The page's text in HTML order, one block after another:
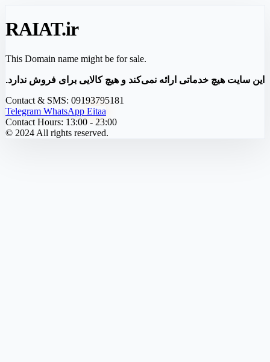
RAIAT.ir
This Domain name might be for sale.
این سایت هیچ خدماتی ارائه نمی‌کند و هیچ کالایی برای فروش ندارد.
Contact & SMS: 09193795181
Telegram WhatsApp Eitaa
Contact Hours: 13:00 - 23:00
© 2024 All rights reserved.